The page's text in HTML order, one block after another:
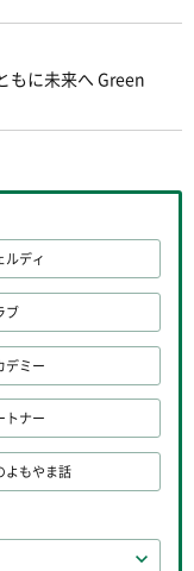
もに未来へ Green
ルディ
ブ
デミー
トナー
よもやま話